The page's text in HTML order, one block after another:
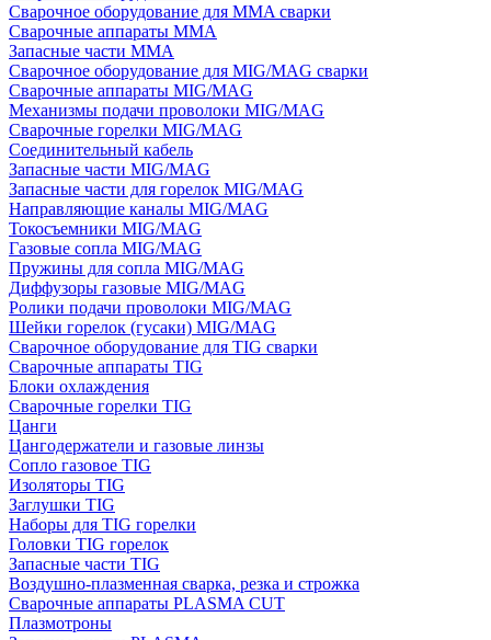
Сварочное оборудование для MMA сварки
Сварочные аппараты MMA
Запасные части MMA
Сварочное оборудование для MIG/MAG сварки
Сварочные аппараты MIG/MAG
Механизмы подачи проволоки MIG/MAG
Сварочные горелки MIG/MAG
Соединительный кабель
Запасные части MIG/MAG
Запасные части для горелок MIG/MAG
Направляющие каналы MIG/MAG
Токосъемники MIG/MAG
Газовые сопла MIG/MAG
Пружины для сопла MIG/MAG
Диффузоры газовые MIG/MAG
Ролики подачи проволоки MIG/MAG
Шейки горелок (гусаки) MIG/MAG
Сварочное оборудование для TIG сварки
Сварочные аппараты TIG
Блоки охлаждения
Сварочные горелки TIG
Цанги
Цангодержатели и газовые линзы
Сопло газовое TIG
Изоляторы TIG
Заглушки TIG
Наборы для TIG горелки
Головки TIG горелок
Запасные части TIG
Воздушно-плазменная сварка, резка и строжка
Сварочные аппараты PLASMA CUT
Плазмотроны